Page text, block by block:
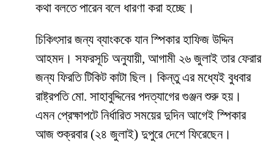
কথা বলতে পারেন বলে ধারণা করা হচ্ছে।
চিকিৎসার জন্য ব্যাংককে যান স্পিকার হাফিজ উদ্দিন
আহমদ। সফরসূচি অনুযায়ী, আগামী ২৬ জুলাই তার ফেরার
জন্য ফিরতি টিকিট কাটা ছিল। কিন্তু এর মধ্যেই বুধবার
রাষ্ট্রপতি মো. সাহাবুদ্দিনের পদত্যাগের গুঞ্জন শুরু হয়।
এমন প্রেক্ষাপটে নির্ধারিত সময়ের দুদিন আগেই স্পিকার
আজ শুক্রবার (২৪ জুলাই) দুপুরে দেশে ফিরেছেন।